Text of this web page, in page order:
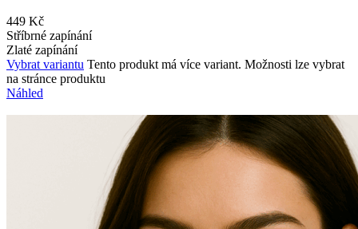
449 Kč
Stříbrné zapínání
Zlaté zapínání
Vybrat variantu Tento produkt má více variant. Možnosti lze vybrat
na stránce produktu
Náhled